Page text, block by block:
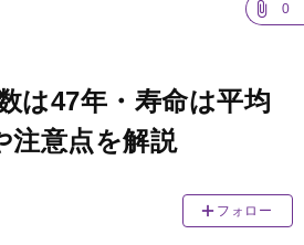
0
は47年・寿命は平均
注意点を解説
フォロー